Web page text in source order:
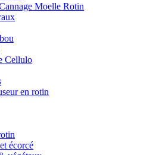
Moelle Rotin
Cellulo
en rotin
écorcé